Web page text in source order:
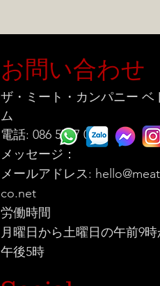
お問い合わせ
ザ・ミート・カンパニー ベ
ム
電話: 086 5777 060
メッセージ：
メールアドレス:
co.net
労働時間
月曜日から土曜日の午前9時
午後5時